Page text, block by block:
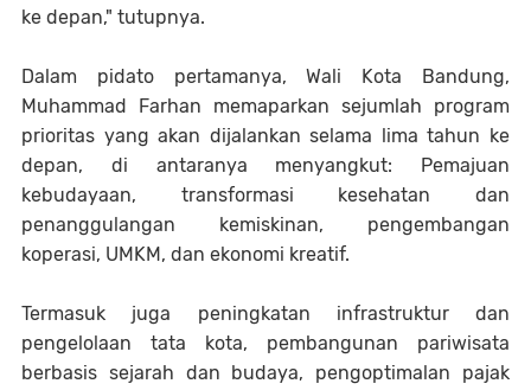
ke depan," tutupnya.
Dalam pidato pertamanya, Wali Kota Bandung,
Muhammad Farhan memaparkan sejumlah program
prioritas yang akan dijalankan selama lima tahun ke
depan, di antaranya menyangkut: Pemajuan
kebudayaan, transformasi kesehatan dan
penanggulangan kemiskinan, pengembangan
koperasi, UMKM, dan ekonomi kreatif.
Termasuk juga peningkatan infrastruktur dan
pengelolaan tata kota, pembangunan pariwisata
berbasis sejarah dan budaya, pengoptimalan pajak